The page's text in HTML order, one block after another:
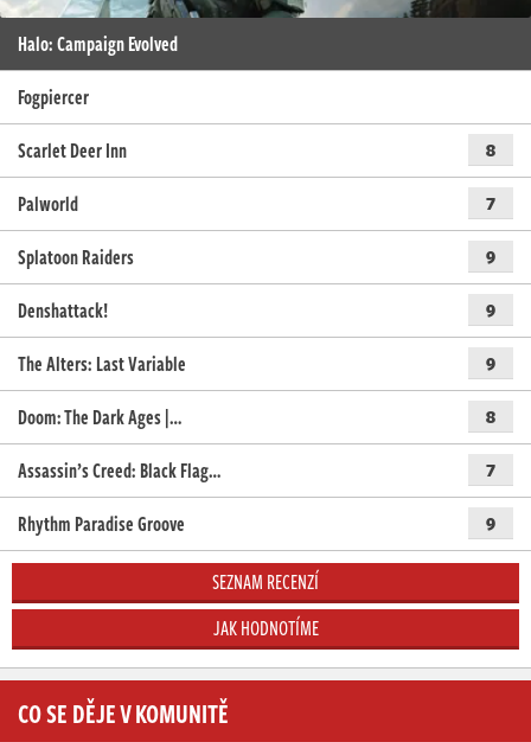
Halo: Campaign Evolved
Fogpiercer
Scarlet Deer Inn
8
Palworld 7
Splatoon Raiders 9
Denshattack! 9
The Alters: Last Variable 9
Doom: The Dark Ages |… 8
Assassin’s Creed: Black Flag… 7
Rhythm Paradise Groove 9
SEZNAM RECENZÍ
JAK HODNOTÍME
CO SE DĚJE V KOMUNITĚ